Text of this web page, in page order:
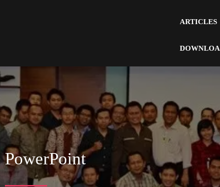
ARTICLES
PowerPoint